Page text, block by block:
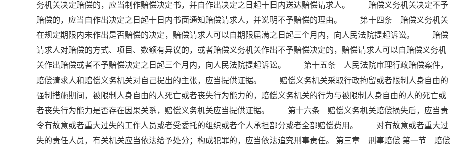
务机关决定赔偿的，应当制作赔偿决定书，并自作出决定之日起十日内送达赔偿请求人。 赔偿义务机关决定不予
赔偿的，应当自作出决定之日起十日内书面通知赔偿请求人，并说明不予赔偿的理由。 第十四条 赔偿义务机关
在规定期限内未作出是否赔偿的决定，赔偿请求人可以自期限届满之日起三个月内，向人民法院提起诉讼。 赔偿
请求人对赔偿的方式、项目、数额有异议的，或者赔偿义务机关作出不予赔偿决定的，赔偿请求人可以自赔偿义务机
关作出赔偿或者不予赔偿决定之日起三个月内，向人民法院提起诉讼。 第十五条 人民法院审理行政赔偿案件，
赔偿请求人和赔偿义务机关对自己提出的主张，应当提供证据。 赔偿义务机关采取行政拘留或者限制人身自由的
强制措施期间，被限制人身自由的人死亡或者丧失行为能力的，赔偿义务机关的行为与被限制人身自由的人的死亡或
者丧失行为能力是否存在因果关系，赔偿义务机关应当提供证据。 第十六条 赔偿义务机关赔偿损失后，应当责
令有故意或者重大过失的工作人员或者受委托的组织或者个人承担部分或者全部赔偿费用。 对有故意或者重大过
失的责任人员，有关机关应当依法给予处分；构成犯罪的，应当依法追究刑事责任。 第三章 刑事赔偿 第一节 赔偿